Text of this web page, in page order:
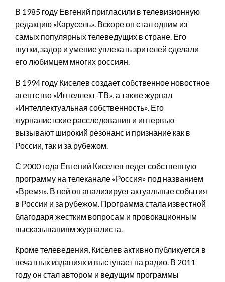
В 1985 году Евгений пригласили в телевизионную
редакцию «Карусель». Вскоре он стал одним из
самых популярных телеведущих в стране. Его
шутки, задор и умение увлекать зрителей сделали
его любимцем многих россиян.
В 1994 году Киселев создает собственное новостное
агентство «Интеллект-ТВ», а также журнал
«Интеллектуальная собственность». Его
журналистские расследования и интервью
вызывают широкий резонанс и признание как в
России, так и за рубежом.
С 2000 года Евгений Киселев ведет собственную
программу на телеканале «Россия» под названием
«Время». В ней он анализирует актуальные события
в России и за рубежом. Программа стала известной
благодаря жестким вопросам и провокационным
высказываниям журналиста.
Кроме телеведения, Киселев активно публикуется в
печатных изданиях и выступает на радио. В 2011
году он стал автором и ведущим программы